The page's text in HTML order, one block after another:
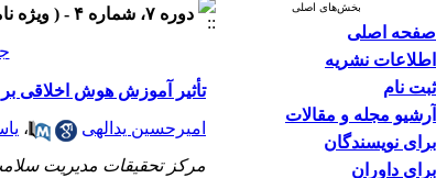
بخش‌های اصلی
صفحه اصلی
اطلاعات نشریه
ثبت نام
آرشیو مجله و مقالات
برای نویسندگان
برای داوران
دوره ۷، شماره ۴ - ( ویژه نامه خلاصه سیاستی ۱۴۰۴ )
جلد ۷
تأثیر آموزش هوش اخلاقی
امیرحسین یدالهی ،
مرکز تحقیقات مدیریت